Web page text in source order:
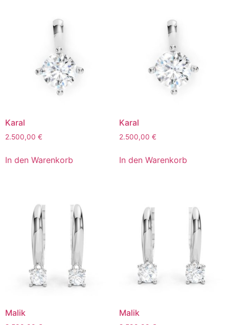
Karal
2.500,00 €
In den Warenkorb
Karal
2.500,00 €
In den Warenkorb
Malik Malik